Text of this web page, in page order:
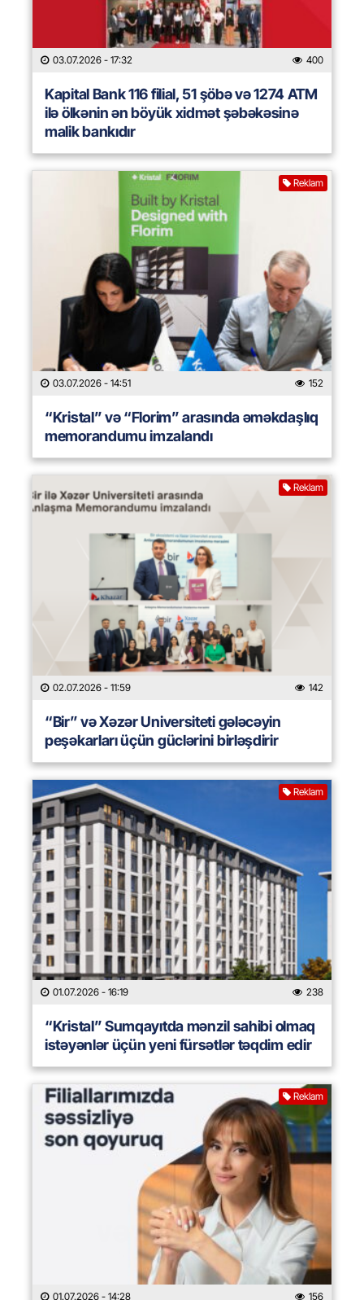
03.07.2026 - 17:32 400
Kapital Bank 116 filial, 51 şöbə və 1274 ATM
ilə ölkənin ən böyük xidmət şəbəkəsinə
malik bankıdır
Reklam
03.07.2026 - 14:51 152
“Kristal” və “Florim” arasında əməkdaşlıq
memorandumu imzalandı
Reklam
02.07.2026 - 11:59 142
“Bir” və Xəzər Universiteti gələcəyin
peşəkarları üçün güclərini birləşdirir
Reklam
01.07.2026 - 16:19 238
“Kristal” Sumqayıtda mənzil sahibi olmaq
istəyənlər üçün yeni fürsətlər təqdim edir
Reklam
01.07.2026 - 14:28 156